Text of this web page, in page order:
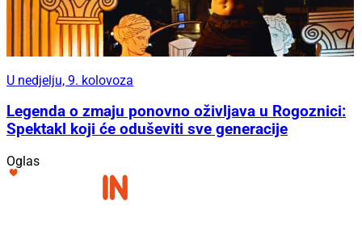
U nedjelju, 9. kolovoza
Legenda o zmaju ponovno oživljava u Rogoznici:
Spektakl koji će oduševiti sve generacije
Oglas